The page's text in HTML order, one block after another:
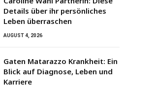
Details über ihr persönliches
Leben überraschen
AUGUST 4, 2026
Gaten Matarazzo Krankheit: Ein
Blick auf Diagnose, Leben und
Karriere